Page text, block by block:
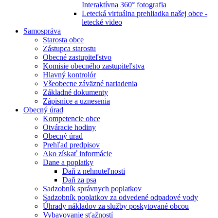
Interaktívna 360° fotografia
Letecká virtuálna prehliadka našej obce -
letecké video
Samospráva
Starosta obce
Zástupca starostu
Obecné zastupiteľstvo
Komisie obecného zastupiteľstva
Hlavný kontrolór
Všeobecne záväzné nariadenia
Základné dokumenty
Zápisnice a uznesenia
Obecný úrad
Kompetencie obce
Otváracie hodiny
Obecný úrad
Prehľad predpisov
Ako získať informácie
Dane a poplatky
Daň z nehnuteľnosti
Daň za psa
Sadzobník správnych poplatkov
Sadzobník poplatkov za odvedené odpadové vody
Úhrady nákladov za služby poskytované obcou
Vybavovanie sťažností